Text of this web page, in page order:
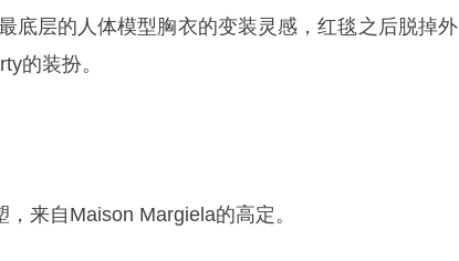
底层的人体模型胸衣的变装灵感，红毯之后脱掉外
的装扮。
来自Maison Margiela的高定。